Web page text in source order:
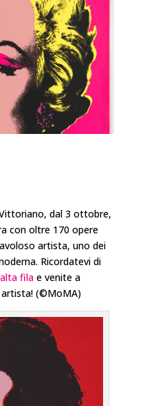
dal 3 ottobre,
con oltre 170 opere
artista, uno dei
Ricordatevi di
filae venite a
(©MoMA)